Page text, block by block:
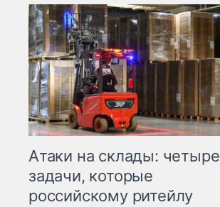
Атаки на склады: четыре
задачи, которые
российскому ритейлу